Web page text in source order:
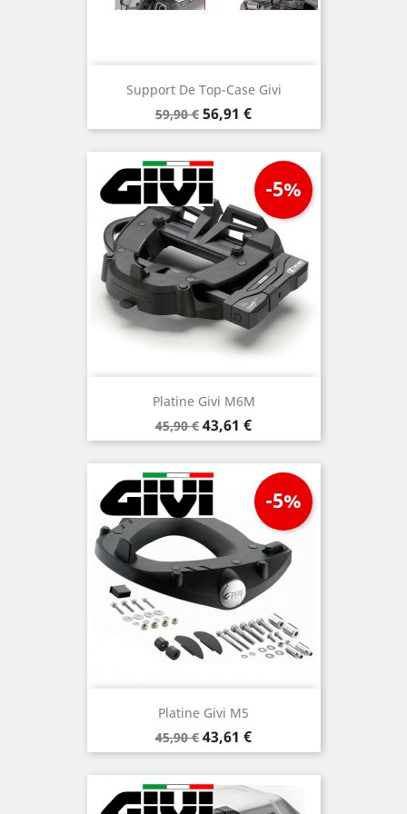
Support De Top-Case Givi
Prix
de
base
59,90 € Prix
56,91 €
Platine Givi M6M
Prix
de
base
45,90 €
-5%
Prix
43,61 €
Platine Givi M5
Prix
de
base
45,90 €
-5%
Prix
43,61 €